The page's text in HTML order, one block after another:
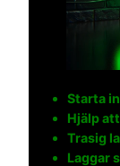
Starta
Hjälp
Trasig
Laggar